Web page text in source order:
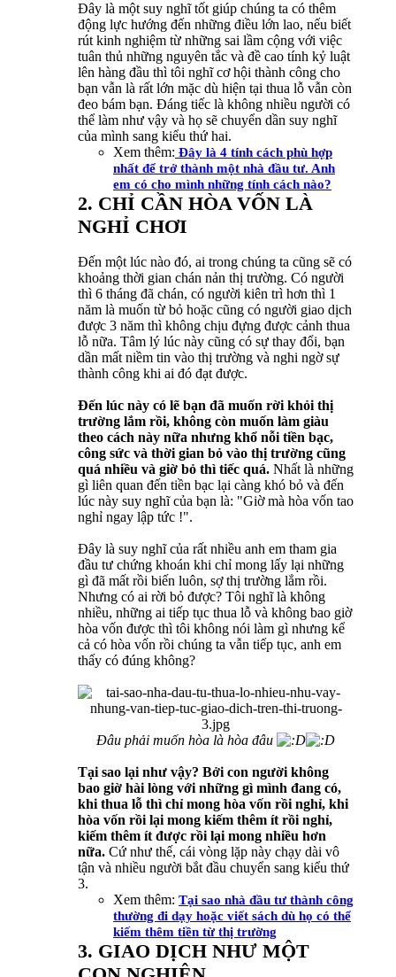
Đây là một suy nghĩ tốt giúp chúng ta có thêm
động lực hướng đến những điều lớn lao, nếu biết
rút kinh nghiệm từ những sai lầm cộng với việc
tuân thủ những nguyên tắc và đề cao tính kỷ luật
lên hàng đầu thì tôi nghĩ cơ hội thành công cho
bạn vẫn là rất lớn mặc dù hiện tại thua lỗ vẫn còn
đeo bám bạn. Đáng tiếc là không nhiều người có
thể làm như vậy và họ sẽ chuyển dần suy nghĩ
của mình sang kiểu thứ hai.
Xem thêm: Đây là 4 tính cách phù hợp
nhất để trở thành một nhà đầu tư. Anh
em có cho mình những tính cách nào?
2. CHỈ CẦN HÒA VỐN LÀ
NGHỈ CHƠI
Đến một lúc nào đó, ai trong chúng ta cũng sẽ có
khoảng thời gian chán nản thị trường. Có người
thì 6 tháng đã chán, có người kiên trì hơn thì 1
năm là muốn từ bỏ hoặc cũng có người giao dịch
được 3 năm thì không chịu đựng được cảnh thua
lỗ nữa. Tâm lý lúc này cũng có sự thay đổi, bạn
dần mất niềm tin vào thị trường và nghi ngờ sự
thành công khi ai đó đạt được.
Đến lúc này có lẽ bạn đã muốn rời khỏi thị
trường lắm rồi, không còn muốn làm giàu
theo cách này nữa nhưng khổ nỗi tiền bạc,
công sức và thời gian bỏ vào thị trường cũng
quá nhiều và giờ bỏ thì tiếc quá. Nhất là những
gì liên quan đến tiền bạc lại càng khó bỏ và đến
lúc này suy nghĩ của bạn là: "Giờ mà hòa vốn tao
nghỉ ngay lập tức !".
Đây là suy nghĩ của rất nhiều anh em tham gia
đầu tư chứng khoán khi chỉ mong lấy lại những
gì đã mất rồi biến luôn, sợ thị trường lắm rồi.
Nhưng có ai rời bỏ được? Tôi nghĩ là không
nhiều, những ai tiếp tục thua lỗ và không bao giờ
hòa vốn được thì tôi không nói làm gì nhưng kể
cả có hòa vốn rồi chúng ta vẫn tiếp tục, anh em
thấy có đúng không?
Đâu phải muốn hòa là hòa đâu
Tại sao lại như vậy? Bởi con người không
bao giờ hài lòng với những gì mình đang có,
khi thua lỗ thì chỉ mong hòa vốn rồi nghỉ, khi
hòa vốn rồi lại mong kiếm thêm ít rồi nghỉ,
kiếm thêm ít được rồi lại mong nhiều hơn
nữa. Cứ như thế, cái vòng lặp này chạy dài vô
tận và nhiều người bắt đầu chuyển sang kiểu thứ
3.
Xem thêm: Tại sao nhà đầu tư thành công
thường đi dạy hoặc viết sách dù họ có thể
kiếm thêm tiền từ thị trường
3. GIAO DỊCH NHƯ MỘT